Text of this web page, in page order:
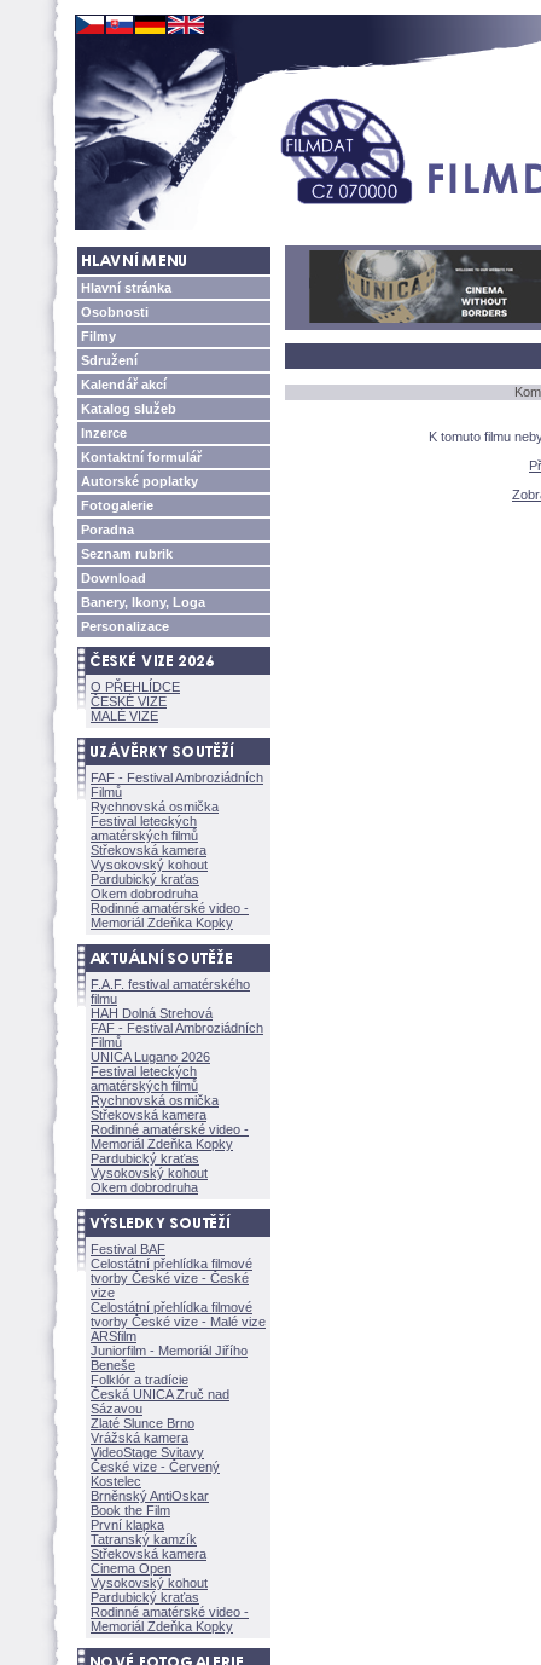
Hlavní stránka
Osobnosti
Filmy
Sdružení
Kalendář akcí
Katalog služeb
Inzerce
Kontaktní formulář
Autorské poplatky
Fotogalerie
Poradna
Seznam rubrik
Download
Banery, Ikony, Loga
Personalizace
O PŘEHLÍDCE
ČESKÉ VIZE
MALÉ VIZE
FAF - Festival Ambroziádních
Filmů
Rychnovská osmička
Festival leteckých
amatérských filmů
Střekovská kamera
Vysokovský kohout
Pardubický kraťas
Okem dobrodruha
Rodinné amatérské video -
Memoriál Zdeňka Kopky
F.A.F. festival amatérského
filmu
HAH Dolná Strehov
FAF - Festival Ambroziádních
Filmů
UNICA Lugano 2026
Festival leteckých
amatérských filmů
Rychnovská osmička
Střekovská kamera
Rodinné amatérské video -
Memoriál Zdeňka Kopky
Pardubický kraťas
Vysokovský kohout
Okem dobrodruha
Festival BAF
Celostátní přehlídka filmové
tvorby České vize - České
vize
Celostátní přehlídka filmové
tvorby České vize - Malé vize
ARSfilm
Juniorfilm - Memoriál Jiřího
Beneše
Folklór a tradície
Česká UNICA Zruč nad
Sázavou
Zlaté Slunce Brno
Vrážská kamera
VideoStage Svitavy
České vize - Červený
Kostelec
Brněnský AntiOskar
Book the Film
První klapka
Tatranský kamzík
Střekovská kamera
Cinema Open
Vysokovský kohout
Pardubický kraťas
Rodinné amatérské video -
Memoriál Zdeňka Kopky
K tomuto filmu